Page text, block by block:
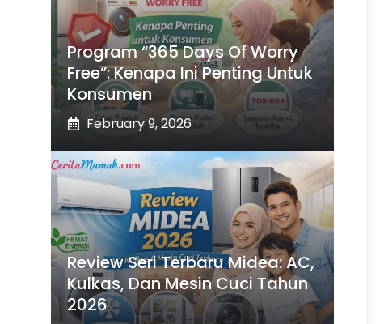
Program “365 Days Of Worry
Free”: Kenapa Ini Penting Untuk
Konsumen
February 9, 2026
Review Seri Terbaru Midea: AC,
Kulkas, Dan Mesin Cuci Tahun
2026